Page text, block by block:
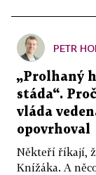
PETR
„Prolhaný
stáda“.
vláda
opovrhoval
Někteří říkají,
Knížáka. A